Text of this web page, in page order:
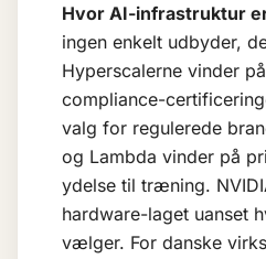
Hvor AI-infrastruktur
ingen enkelt udbyder,
Hyperscalerne vinder
compliance-
valg for regulerede
og Lambda vinder på
ydelse til træning.
hardware-laget uanset
vælger. For danske